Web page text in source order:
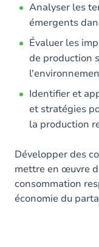
Analyser les
émergents
Évaluer les
de production
Identifier et
et stratégies
la production
Développer des
mettre en œuvre
consommation
économie du